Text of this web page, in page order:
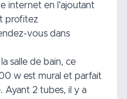
internet en l'ajoutant
profitez
vous dans
salle de bain, ce
w est mural et parfait
Ayant 2 tubes, il y a